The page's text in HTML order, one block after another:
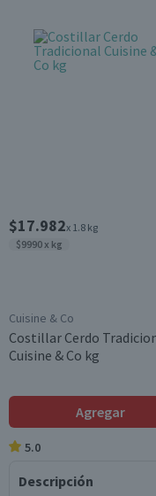
$17.982x 1.8 kg
$9990 x kg
Cuisine & Co
Costillar Cerdo
Cuisine & Co kg
Agregar
5.0
Descripción